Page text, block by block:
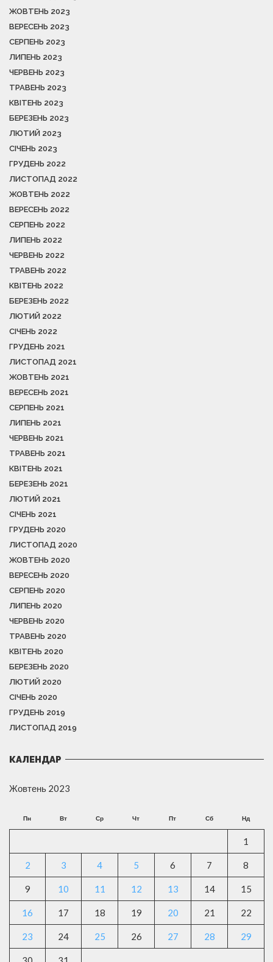
ЖОВТЕНЬ 2023
ВЕРЕСЕНЬ 2023
СЕРПЕНЬ 2023
ЛИПЕНЬ 2023
ЧЕРВЕНЬ 2023
ТРАВЕНЬ 2023
КВІТЕНЬ 2023
БЕРЕЗЕНЬ 2023
ЛЮТИЙ 2023
СІЧЕНЬ 2023
ГРУДЕНЬ 2022
ЛИСТОПАД 2022
ЖОВТЕНЬ 2022
ВЕРЕСЕНЬ 2022
СЕРПЕНЬ 2022
ЛИПЕНЬ 2022
ЧЕРВЕНЬ 2022
ТРАВЕНЬ 2022
КВІТЕНЬ 2022
БЕРЕЗЕНЬ 2022
ЛЮТИЙ 2022
СІЧЕНЬ 2022
ГРУДЕНЬ 2021
ЛИСТОПАД 2021
ЖОВТЕНЬ 2021
ВЕРЕСЕНЬ 2021
СЕРПЕНЬ 2021
ЛИПЕНЬ 2021
ЧЕРВЕНЬ 2021
ТРАВЕНЬ 2021
КВІТЕНЬ 2021
БЕРЕЗЕНЬ 2021
ЛЮТИЙ 2021
СІЧЕНЬ 2021
ГРУДЕНЬ 2020
ЛИСТОПАД 2020
ЖОВТЕНЬ 2020
ВЕРЕСЕНЬ 2020
СЕРПЕНЬ 2020
ЛИПЕНЬ 2020
ЧЕРВЕНЬ 2020
ТРАВЕНЬ 2020
КВІТЕНЬ 2020
БЕРЕЗЕНЬ 2020
ЛЮТИЙ 2020
СІЧЕНЬ 2020
ГРУДЕНЬ 2019
ЛИСТОПАД 2019
КАЛЕНДАР
Жовтень 2023
Пн Вт Ср Чт Пт Сб Нд
1
2 3 4 5 6 7 8
9 10 11 12 13 14 15
16 17 18 19 20 21 22
23 24 25 26 27 28 29